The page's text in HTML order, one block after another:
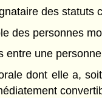
des statuts
des personnes
une
dont elle a,